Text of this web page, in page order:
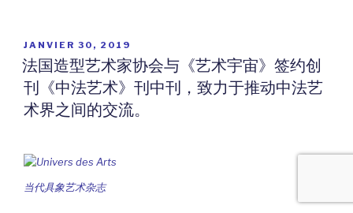
PUBLIÉ
LE
JANVIER 30, 2019
法国造型艺术家协会与《艺术宇宙》签约创
刊《中法艺术》刊中刊，致力于推动中法艺
术界之间的交流。
当代具象艺术杂志